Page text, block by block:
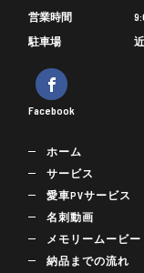
営業時間
駐車場
Facebook
ホーム
サービス
愛車PVサービス
名刺動画
メモリームービー
納品までの流れ